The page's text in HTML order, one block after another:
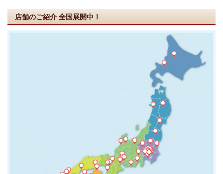
店舗のご紹介 全国展開中！